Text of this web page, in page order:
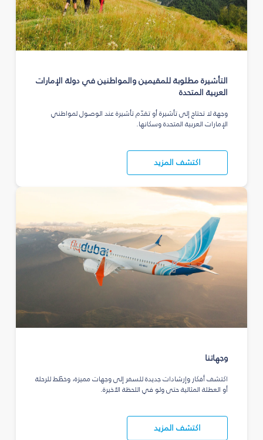
التأشيرة مطلوبة للمقيمين والمواطنين في دولة الإمارات
العربية المتحدة
وجهة لا تحتاج إلى تأشيرة أو تقدّم تأشيرة عند الوصول لمواطني
الإمارات العربية المتحدة وسكانها.
اكتشف المزيد
وجهاتنا
اكتشف أفكار وإرشادات جديدة للسفر إلى وجهات مميزة، وخطّط للرحلة
أو العطلة المثالية حتى ولو في اللحظة الأخيرة.
اكتشف المزيد